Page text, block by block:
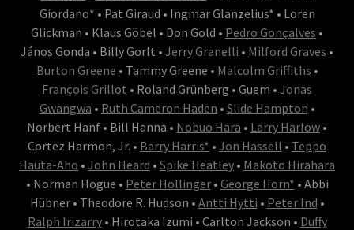
Giordano* • Pat Giraud • Ingmar Glanzelius* • Loren
Glickman • Klaus Göbel • Don Gold • Pedro Gonçalves •
János Gonda • Billy Gorlt • Jerry Granelli • Milford Graves •
Burton Greene • Tammy Greene • Malcolm Griffiths •
François Grillot • Roland Grünberg • Guem • Jonas
Gwangwa • Ruth Cameron Haden • Slide Hampton •
Norbert Hanf • Bill Hanna • Nobuo Hara • Larry Harlow •
Cortez Harmon, Jr. • Barry Harris* • Jon Hassell • Teppo
Hauta-Aho • John Heard • Spike Heatley • Makoto Hirahara
• Norman Hogue • Peter Hollinger• George Horn* • Abbi
Hübner • Theodore R. Hudson • Antti Hytti • Peter Ind •
Ralph Irizarry• Hirotaka Izumi • Carlton Jackson • Duffy